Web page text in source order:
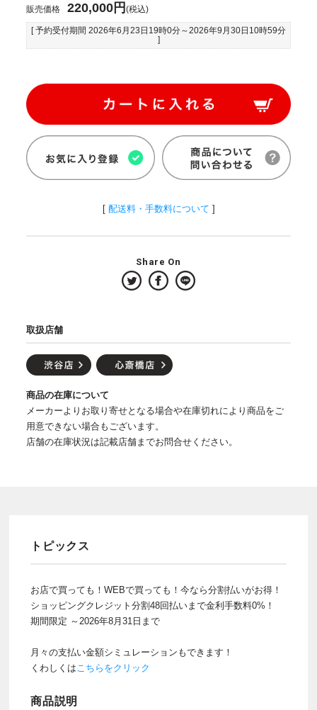
販売価格 220,000円(税込)
[ 予約受付期間 2026年6月23日19時0分～2026年9月30日10時59分
]
[ 配送料・手数料について ]
Share On
取扱店舗
商品の在庫について
メーカーよりお取り寄せとなる場合や在庫切れにより商品をご
用意できない場合もございます。
店舗の在庫状況は記載店舗までお問合せください。
トピックス
お店で買っても！WEBで買っても！今なら分割払いがお得！
ショッピングクレジット分割48回払いまで金利手数料0%！
期間限定 ～2026年8月31日まで
月々の支払い金額シミュレーションもできます！
くわしくはこちらをクリック
商品説明